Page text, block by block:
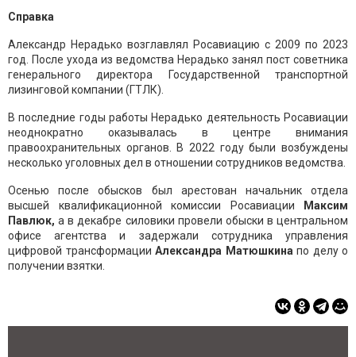
Справка
Александр Нерадько возглавлял Росавиацию с 2009 по 2023
год. После ухода из ведомства Нерадько занял пост советника
генерального директора Государственной транспортной
лизинговой компании (ГТЛК).
В последние годы работы Нерадько деятельность Росавиации
неоднократно оказывалась в центре внимания
правоохранительных органов. В 2022 году были возбуждены
несколько уголовных дел в отношении сотрудников ведомства.
Осенью после обысков был арестован начальник отдела
высшей квалификационной комиссии Росавиации
Максим
Павлюк,а в декабре силовики провели обыски в центральном
офисе агентства и задержали сотрудника управления
цифровой трансформации Александра Матюшкина по делу о
получении взятки.